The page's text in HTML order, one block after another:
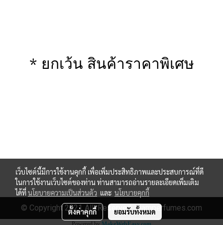
* ยกเว้น สินค้าราคาพิเศษ
© Copyright 2021 All Reserved. siamperfumes.com
เว็บไซต์นี้มีการใช้งานคุกกี้ เพื่อเพิ่มประสิทธิภาพและประสบการณ์ที่ดี
ในการใช้งานเว็บไซต์ของท่าน ท่านสามารถอ่านรายละเอียดเพิ่มเติม
ได้ที่นโยบายความเป็นส่วนตัว และ นโยบายคุกกี้
ตั้งค่าคุกกี้ ยอมรับทั้งหมด